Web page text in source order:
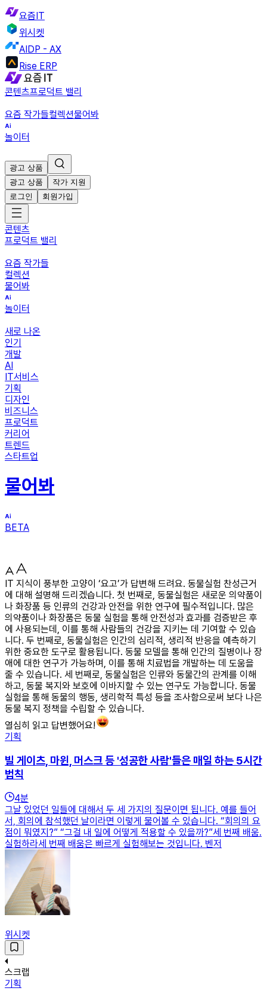
요즘IT
위시켓
AIDP - AX
Rise ERP
콘텐츠프로덕트 밸리
요즘 작가들컬렉션물어봐
놀이터
광고 상품
광고 상품
작가 지원
로그인
회원가입
콘텐츠
프로덕트 밸리
요즘 작가들
컬렉션
물어봐
놀이터
새로 나온
인기
개발
AI
IT서비스
기획
디자인
비즈니스
프로덕트
커리어
트렌드
스타트업
물어봐
BETA
IT 지식이 풍부한 고양이 ‘요고’가 답변해 드려요. 동물실험 찬성근거
에 대해 설명해 드리겠습니다. 첫 번째로, 동물실험은 새로운 의약품이
나 화장품 등 인류의 건강과 안전을 위한 연구에 필수적입니다. 많은
의약품이나 화장품은 동물 실험을 통해 안전성과 효과를 검증받은 후
에 사용되는데, 이를 통해 사람들의 건강을 지키는 데 기여할 수 있습
니다. 두 번째로, 동물실험은 인간의 심리적, 생리적 반응을 예측하기
위한 중요한 도구로 활용됩니다. 동물 모델을 통해 인간의 질병이나 장
애에 대한 연구가 가능하며, 이를 통해 치료법을 개발하는 데 도움을
줄 수 있습니다. 세 번째로, 동물실험은 인류와 동물간의 관계를 이해
하고, 동물 복지와 보호에 이바지할 수 있는 연구도 가능합니다. 동물
실험을 통해 동물의 행동, 생리학적 특성 등을 조사함으로써 보다 나은
동물 복지 정책을 수립할 수 있습니다.
열심히 읽고 답변했어요!
기획
빌 게이츠, 마윈, 머스크 등 '성공한 사람'들은 매일 하는 5시간
법칙
4분
그날 있었던 일들에 대해서 두 세 가지의 질문이면 됩니다. 예를 들어
서, 회의에 참석했던 날이라면 이렇게 물어볼 수 있습니다. “회의의 요
점이 뭐였지?” “그걸 내 일에 어떻게 적용할 수 있을까?”세 번째 배움.
실험하라세 번째 배움은 빠르게 실험해보는 것입니다. 벤저
위시켓
스크랩
기획